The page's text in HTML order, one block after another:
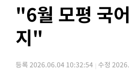
3시간 전 >남자 농구, 나고야 아시안게
3시간 전 >
4시간 전 >
5시간 전 >[속보]'압수수색·성접대 논
"6월 모평 국
지"
등록 2026.06.04 10:32:54 수정